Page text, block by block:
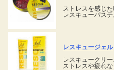
ストレスを感じ
レスキューパス
レスキュージェル
レスキュークリ
ストレスや疲れ